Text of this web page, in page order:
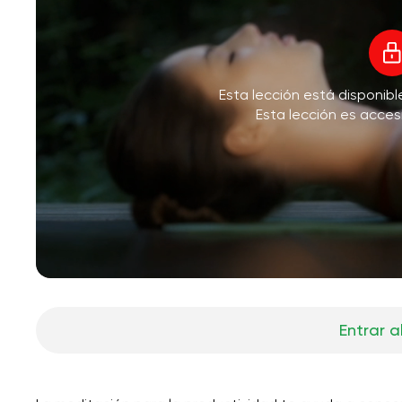
Esta lección está
Esta lección es
Entrar